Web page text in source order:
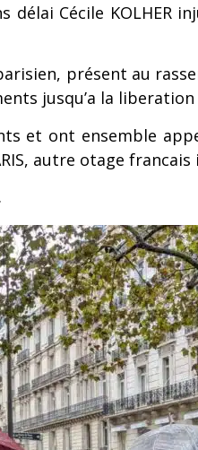
Cécile KOLHER
présent au
jusqu’a la liberation
et ont ensemble
autre otage